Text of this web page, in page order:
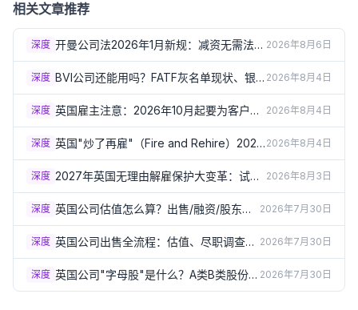
相关文章推荐
深度 开曼公司法2026年1月新规：减资无需法院
批准、可转LLC/本地公司详解
2026年8月6日
深度 BVI公司还能用吗？FATF灰名单现状、银
行审查趋严与2026年三项合规新规详解
2026年8月4日
深度 英国雇主注意：2026年10月起要为客户骚
扰员工负责！第三方骚扰新规详解
2026年8月4日
深度 英国"炒了再雇"（Fire and Rehire）2026
年10月起原则禁止！P&O渡轮事件催生新
规详解
2026年8月4日
深度 2027年英国无理由解雇保护大变革：试用
期6个月、赔偿上限取消，雇主现在就要准
备
2026年8月3日
深度 英国公司估值怎么算？出售/融资/股东纠
纷都需要它（2026）
2026年7月30日
深度 英国公司出售全流程：估值、尽职调查和
股份销售vs资产销售（2026）
2026年7月30日
深度 英国公司"字母股"是什么？A类B类股份如
何灵活分配分红权（2026）
2026年7月30日